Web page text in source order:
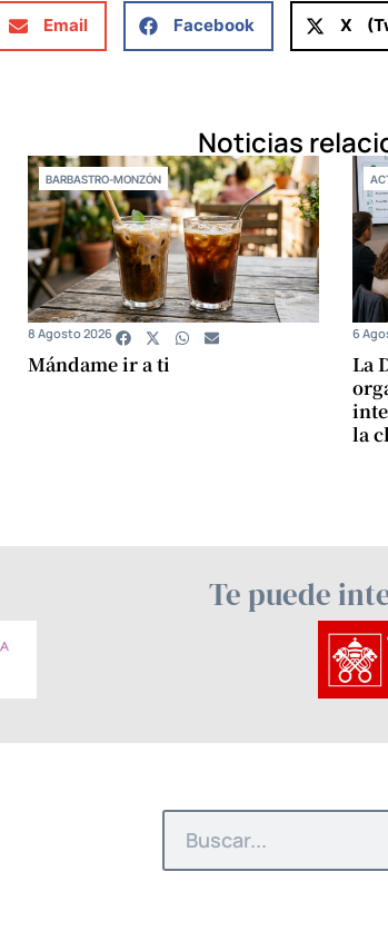
Email Facebook X
Noticias
BARBASTRO-MONZÓN
Mándame ir a ti
8 Agosto 2026
La
la
6
Te puede